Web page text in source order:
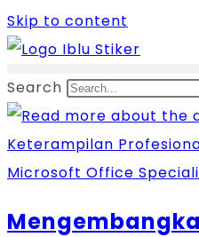
Skip to content
Search